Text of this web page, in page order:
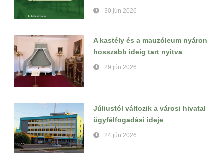
30 jún 2026
A kastély és a mauzóleum nyáron
hosszabb ideig tart nyitva
29 jún 2026
Júliustól változik a városi hivatal
ügyfélfogadási ideje
24 jún 2026